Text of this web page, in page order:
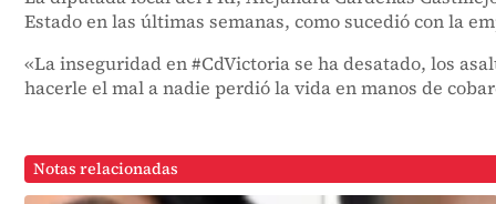
Estado en las últimas semanas, como sucedió con la
«La inseguridad en #CdVictoria se ha desatado, los
hacerle el mal a nadie perdió la vida en manos de
Notas relacionadas